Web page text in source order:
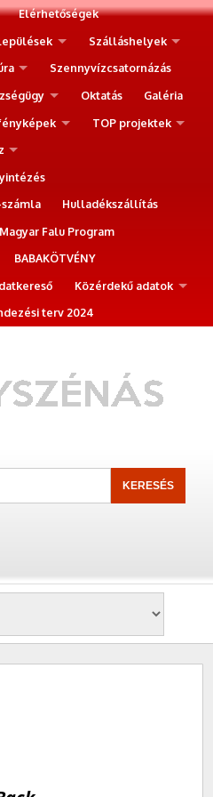
Elérhetőségek
Szálláshelyek
Szennyvízcsatornázás
Oktatás
Galéria
TOP projektek
Hulladékszállítás
Magyar Falu Program
BABAKÖTVÉNY
Közérdekű adatok
terv 2024